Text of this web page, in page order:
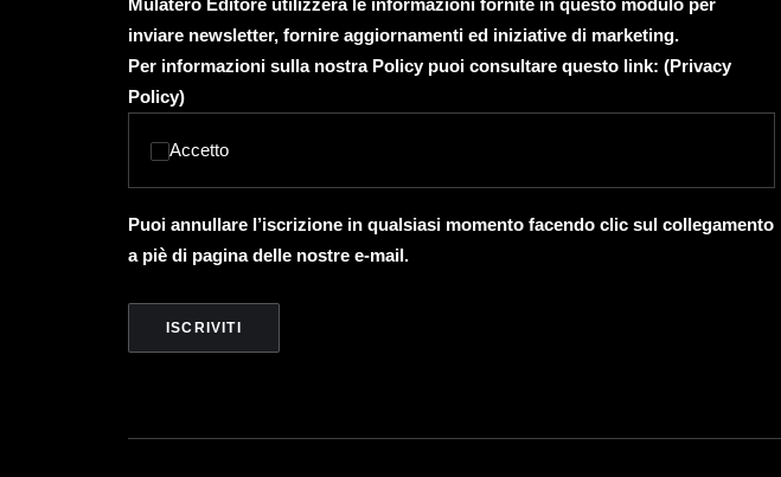
Mulatero Editore utilizzerà le informazioni fornite in questo modulo per
inviare newsletter, fornire aggiornamenti ed iniziative di marketing.
Per informazioni sulla nostra Policy puoi consultare questo link: (Privacy
Policy)
Accetto
Puoi annullare l’iscrizione in qualsiasi momento facendo clic sul collegamento
a piè di pagina delle nostre e-mail.